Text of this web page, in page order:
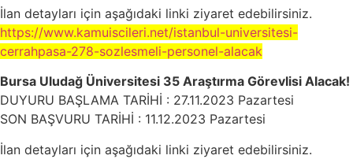
İlan detayları için aşağıdaki linki ziyaret edebilirsiniz.
https://www.kamuiscileri.net/istanbul-universitesi-
cerrahpasa-278-sozlesmeli-personel-alacak
Bursa Uludağ Üniversitesi 35 Araştırma Görevlisi Alacak!
DUYURU BAŞLAMA TARİHİ : 27.11.2023 Pazartesi
SON BAŞVURU TARİHİ : 11.12.2023 Pazartesi
İlan detayları için aşağıdaki linki ziyaret edebilirsiniz.